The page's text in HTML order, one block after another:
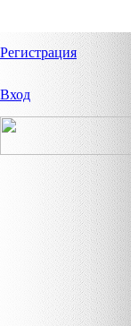
Регистрация
Вход